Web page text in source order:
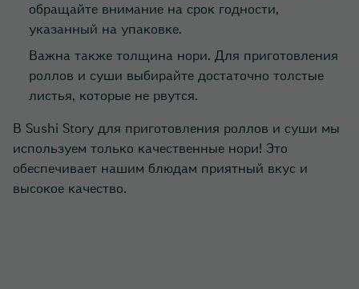
обращайте внимание на срок годности,
указанный на упаковке.
Важна также толщина нори. Для приготовления
роллов и суши выбирайте достаточно толстые
листья, которые не рвутся.
В Sushi Story для приготовления роллов и суши мы
используем только качественные нори! Это
обеспечивает нашим блюдам приятный вкус и
высокое качество.